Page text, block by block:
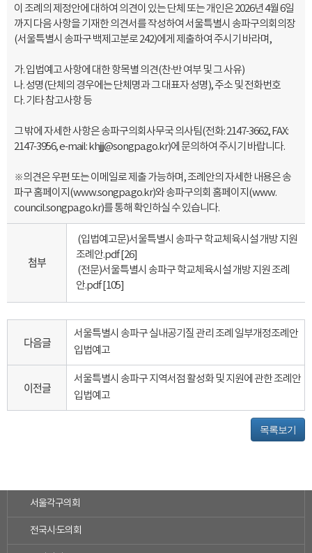
이 조례의 제정안에 대하여 의견이 있는 단체 또는 개인은 2026년 4월 6일
까지 다음 사항을 기재한 의견서를 작성하여 서울특별시 송파구의회의장
(서울특별시 송파구 백제고분로 242)에게 제출하여 주시기 바라며,
가. 입법예고 사항에 대한 항목별 의견(찬·반 여부 및 그 사유)
나. 성명(단체의 경우에는 단체명과 그 대표자 성명), 주소 및 전화번호
다. 기타 참고사항 등
그 밖에 자세한 사항은 송파구의회사무국 의사팀(전화: 2147-3662, FAX:
2147-3956, e-mail: khjjj@songpa.go.kr)에 문의하여 주시기 바랍니다.
※의견은 우편 또는 이메일로 제출 가능하며, 조례안의 자세한 내용은 송
파구 홈페이지(www.songpa.go.kr)와 송파구의회 홈페이지(www.
council.songpa.go.kr)를 통해 확인하실 수 있습니다.
첨부
(입법예고문)서울특별시 송파구 학교체육시설 개방 지원
조례안.pdf [26]
(전문)서울특별시 송파구 학교체육시설 개방 지원 조례
안.pdf [105]
다음글
서울특별시 송파구 실내공기질 관리 조례 일부개정조례안
입법예고
이전글
서울특별시 송파구 지역서점 활성화 및 지원에 관한 조례안
입법예고
목록보기
서울각구의회
전국시·도의회